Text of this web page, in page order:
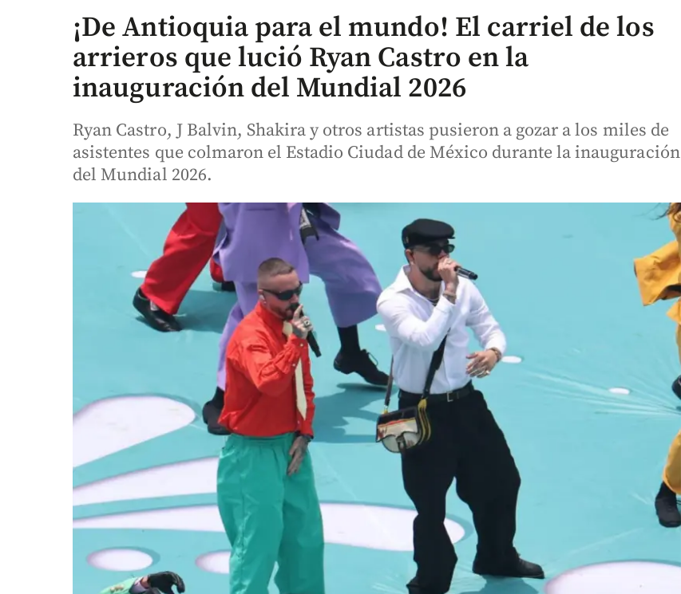
¡De Antioquia para el mundo! El carriel de los
arrieros que lució Ryan Castro en la
inauguración del Mundial 2026
Ryan Castro, J Balvin, Shakira y otros artistas pusieron a gozar a los miles de
asistentes que colmaron el Estadio Ciudad de México durante la inauguración
del Mundial 2026.